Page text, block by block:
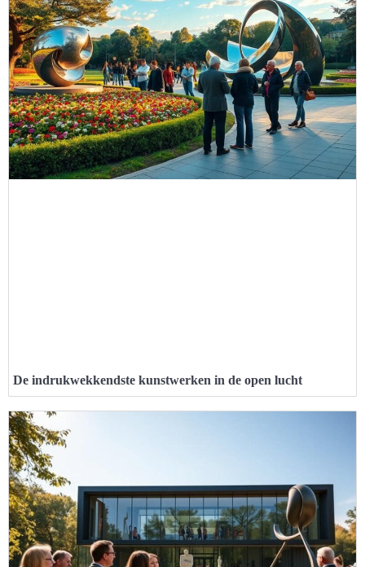
De indrukwekkendste kunstwerken in de open lucht